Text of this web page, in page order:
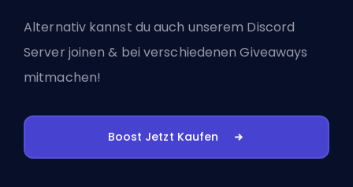
Alternativ kannst du auch unserem Discord
Server joinen & bei verschiedenen Giveaways
mitmachen!
Boost Jetzt Kaufen